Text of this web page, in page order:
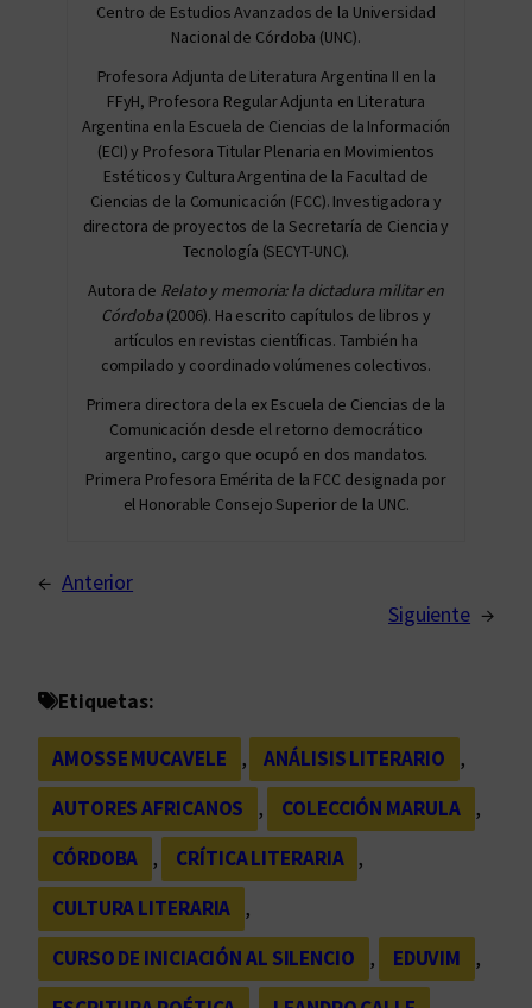
Centro de Estudios Avanzados de la Universidad
Nacional de Córdoba (UNC).
Profesora Adjunta de Literatura Argentina II en la
FFyH, Profesora Regular Adjunta en Literatura
Argentina en la Escuela de Ciencias de la Información
(ECI) y Profesora Titular Plenaria en Movimientos
Estéticos y Cultura Argentina de la Facultad de
Ciencias de la Comunicación (FCC). Investigadora y
directora de proyectos de la Secretaría de Ciencia y
Tecnología (SECYT-UNC).
Autora de Relato y memoria: la dictadura militar en
Córdoba (2006). Ha escrito capítulos de libros y
artículos en revistas científicas. También ha
compilado y coordinado volúmenes colectivos.
Primera directora de la ex Escuela de Ciencias de la
Comunicación desde el retorno democrático
argentino, cargo que ocupó en dos mandatos.
Primera Profesora Emérita de la FCC designada por
el Honorable Consejo Superior de la UNC.
← Anterior
Siguiente →
Etiquetas:
AMOSSE MUCAVELE , ANÁLISIS LITERARIO
,
AUTORES AFRICANOS
, COLECCIÓN MARULA
,
CÓRDOBA
, CRÍTICA LITERARIA
,
CULTURA LITERARIA
,
CURSO DE INICIACIÓN AL SILENCIO
, EDUVIM
,